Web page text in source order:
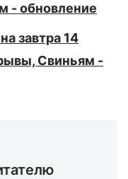
- обновление
завтра 14
Свиньям -